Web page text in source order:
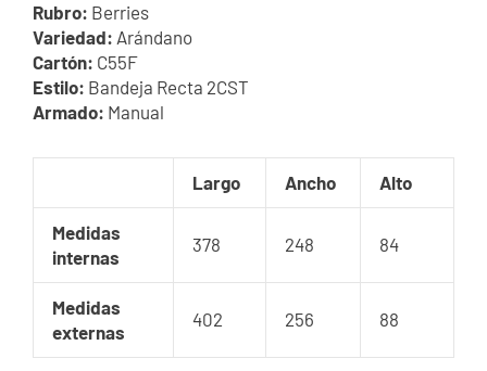
Rubro: Berries
Variedad: Arándano
Cartón: C55F
Estilo: Bandeja Recta 2CST
Armado: Manual
Largo Ancho Alto
Medidas
internas
378 248 84
Medidas
externas
402 256 88